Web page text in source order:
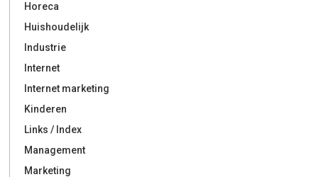
Horeca
Huishoudelijk
Industrie
Internet
Internet marketing
Kinderen
Links / Index
Management
Marketing